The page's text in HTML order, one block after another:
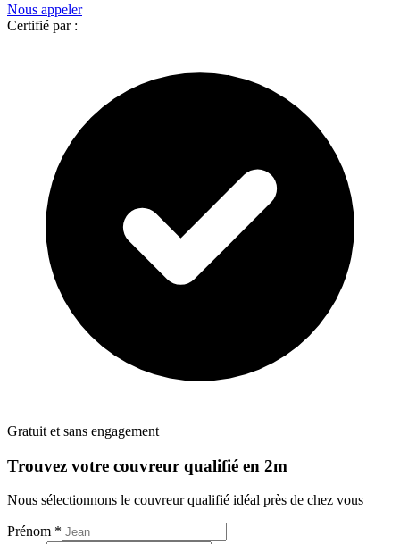
Nous appeler
Certifié par :
Gratuit et sans engagement
Trouvez votre couvreur qualifié en 2m
Nous sélectionnons le couvreurqualifié idéal près de chez vous
Prénom *